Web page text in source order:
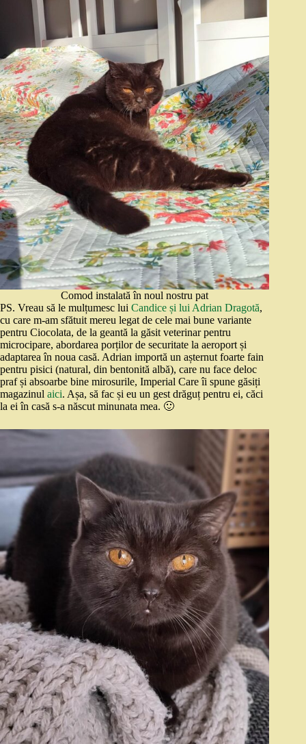
Comod instalată în noul nostru pat
PS. Vreau să le mulțumesc lui Candice și lui Adrian Dragotă,
cu care m-am sfătuit mereu legat de cele mai bune variante
pentru Ciocolata, de la geantă la găsit veterinar pentru
microcipare, abordarea porților de securitate la aeroport și
adaptarea în noua casă. Adrian importă un așternut foarte fain
pentru pisici (natural, din bentonită albă), care nu face deloc
praf și absoarbe bine mirosurile, Imperial Care îi spune găsiți
magazinul aici. Așa, să fac și eu un gest drăguț pentru ei, căci
la ei în casă s-a născut minunata mea. 🙂